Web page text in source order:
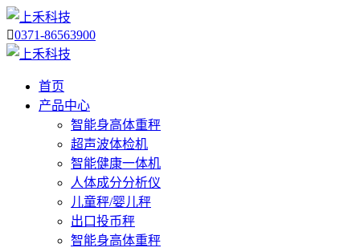
0371-86563900
首页
产品中心
智能身高体重秤
超声波体检机
智能健康一体机
人体成分分析仪
儿童秤/婴儿秤
出口投币秤
智能身高体重秤